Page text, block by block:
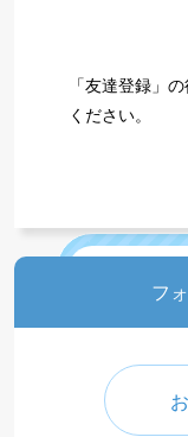
体育
新規入会募集
「友達登録」
ください。
フ